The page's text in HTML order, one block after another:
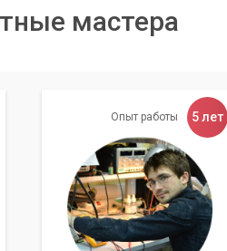
мы можем восстановить Windows
записи.
для тщательной очистки
вышедшие из строя жесткие
мастера
Опыт работы 5 лет